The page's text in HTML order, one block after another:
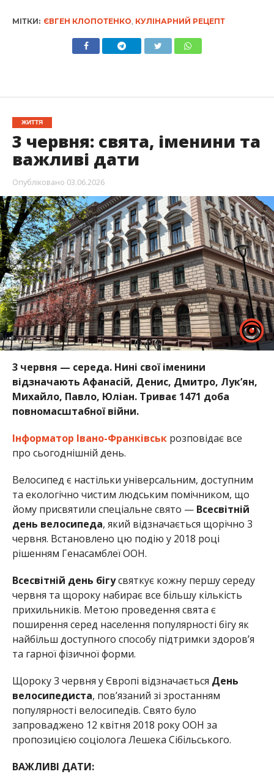
МІТКИ: ЄВГЕН КЛОПОТЕНКО КУЛІНАРНИЙ РЕЦЕПТ
ЖИТТЯ
3 червня: свята, іменини та
важливі дати
Опубліковано 03.06.2026
3 червня — середа. Нині свої іменини
відзначають Афанасій, Денис, Дмитро, Лук’ян,
Михайло, Павло, Юліан. Триває 1471 доба
повномасштабної війни.
Інформатор Івано-Франківськрозповідає все
про сьогоднішній день.
Велосипед є настільки універсальним, доступним
та екологічно чистим людським помічником, що
йому присвятили спеціальне свято — Всесвітній
день велосипеда, який відзначається щорічно 3
червня. Встановлено цю подію у 2018 році
рішенням Генасамблеї ООН.
Всесвітній день бігусвяткує кожну першу середу
червня та щороку набирає все більшу кількість
прихильників. Метою проведення свята є
поширення серед населення популярності бігу як
найбільш доступного способу підтримки здоров’я
та гарної фізичної форми.
Щороку 3 червня у Європі відзначається День
велосипедиста, пов’язаний зі зростанням
популярності велосипедів. Свято було
запроваджено 12 квітня 2018 року ООН за
пропозицією соціолога Лешека Сібільського.
ВАЖЛИВІ ДАТИ: